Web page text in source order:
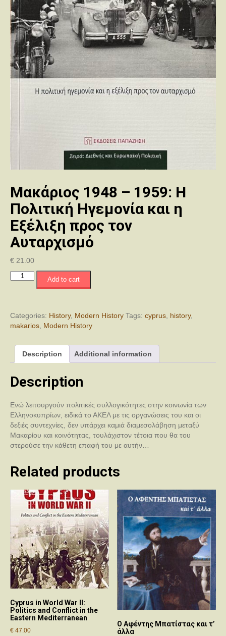
Μακάριος 1948 – 1959: Η
Πολιτική Ηγεμονία και η
Εξέλιξη προς τον
Αυταρχισμό
€ 21.00
Μακάριος
Η
Πολιτική
και
προς
τον
quantity
Add to cart
Categories: History, Modern History Tags: cyprus, history,
makarios, Modern History
Description Additional information
Description
Ενώ λειτουργούν πολιτικές συλλογικότητες στην κοινωνία των
Ελληνοκυπρίων, ειδικά το ΑΚΕΛ με τις οργανώσεις του και οι
δεξιές συντεχνίες, δεν υπάρχει καμιά διαμεσολάβηση μεταξύ
Μακαρίου και κοινότητας, τουλάχιστον τέτοια που θα του
στερούσε την κάθετη επαφή του με αυτήν…
Related products
Cyprus in World War II:
Politics and Conflict in the
Eastern Mediterranean
€ 47.00
Ο Αφέντης Μπατίστας και τ’
άλλα